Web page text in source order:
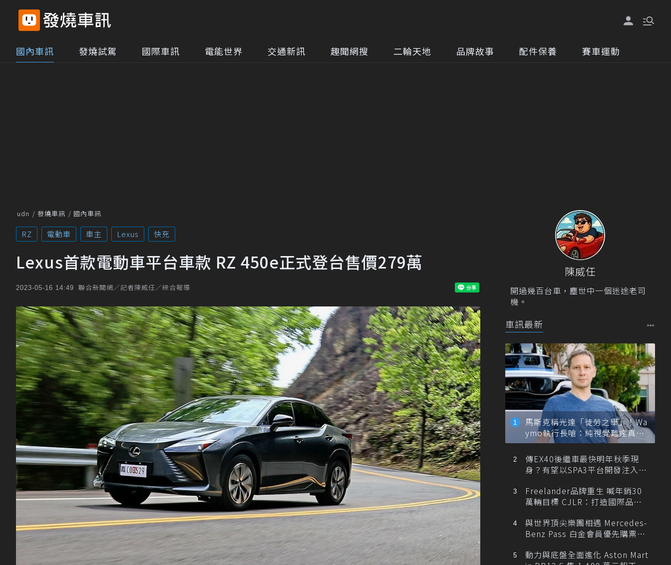
國內車訊 發燒試駕 國際車訊 電能世界 交通新訊 趣聞網搜 二輪天地 品牌故事 配件保養 賽車運動
udn 發燒車訊 國內車訊
RZ 電動車 車主 Lexus 快充
Lexus首款電動車平台車款 RZ 450e正式登台售價279萬
2023-05-16 14:49 聯合新聞網／記者陳威任／綜合報導
陳威任
開過幾百台車，塵世中一個迷途老司
機。
車訊最新
馬斯克稱光達「徒勞之舉」！Wa
ymo執行長嗆：純視覺難達真正
自動駕駛
傳EX40後繼車最快明年秋季現
身？有望以SPA3平台開發注入80
Freelander品牌重生 喊年銷30
萬輛目標 CJLR：打造國際品牌
與世界頂尖樂團相遇 Mercedes-
Benz Pass 白金會員優先購票維
動力與底盤全面進化 Aston Mart